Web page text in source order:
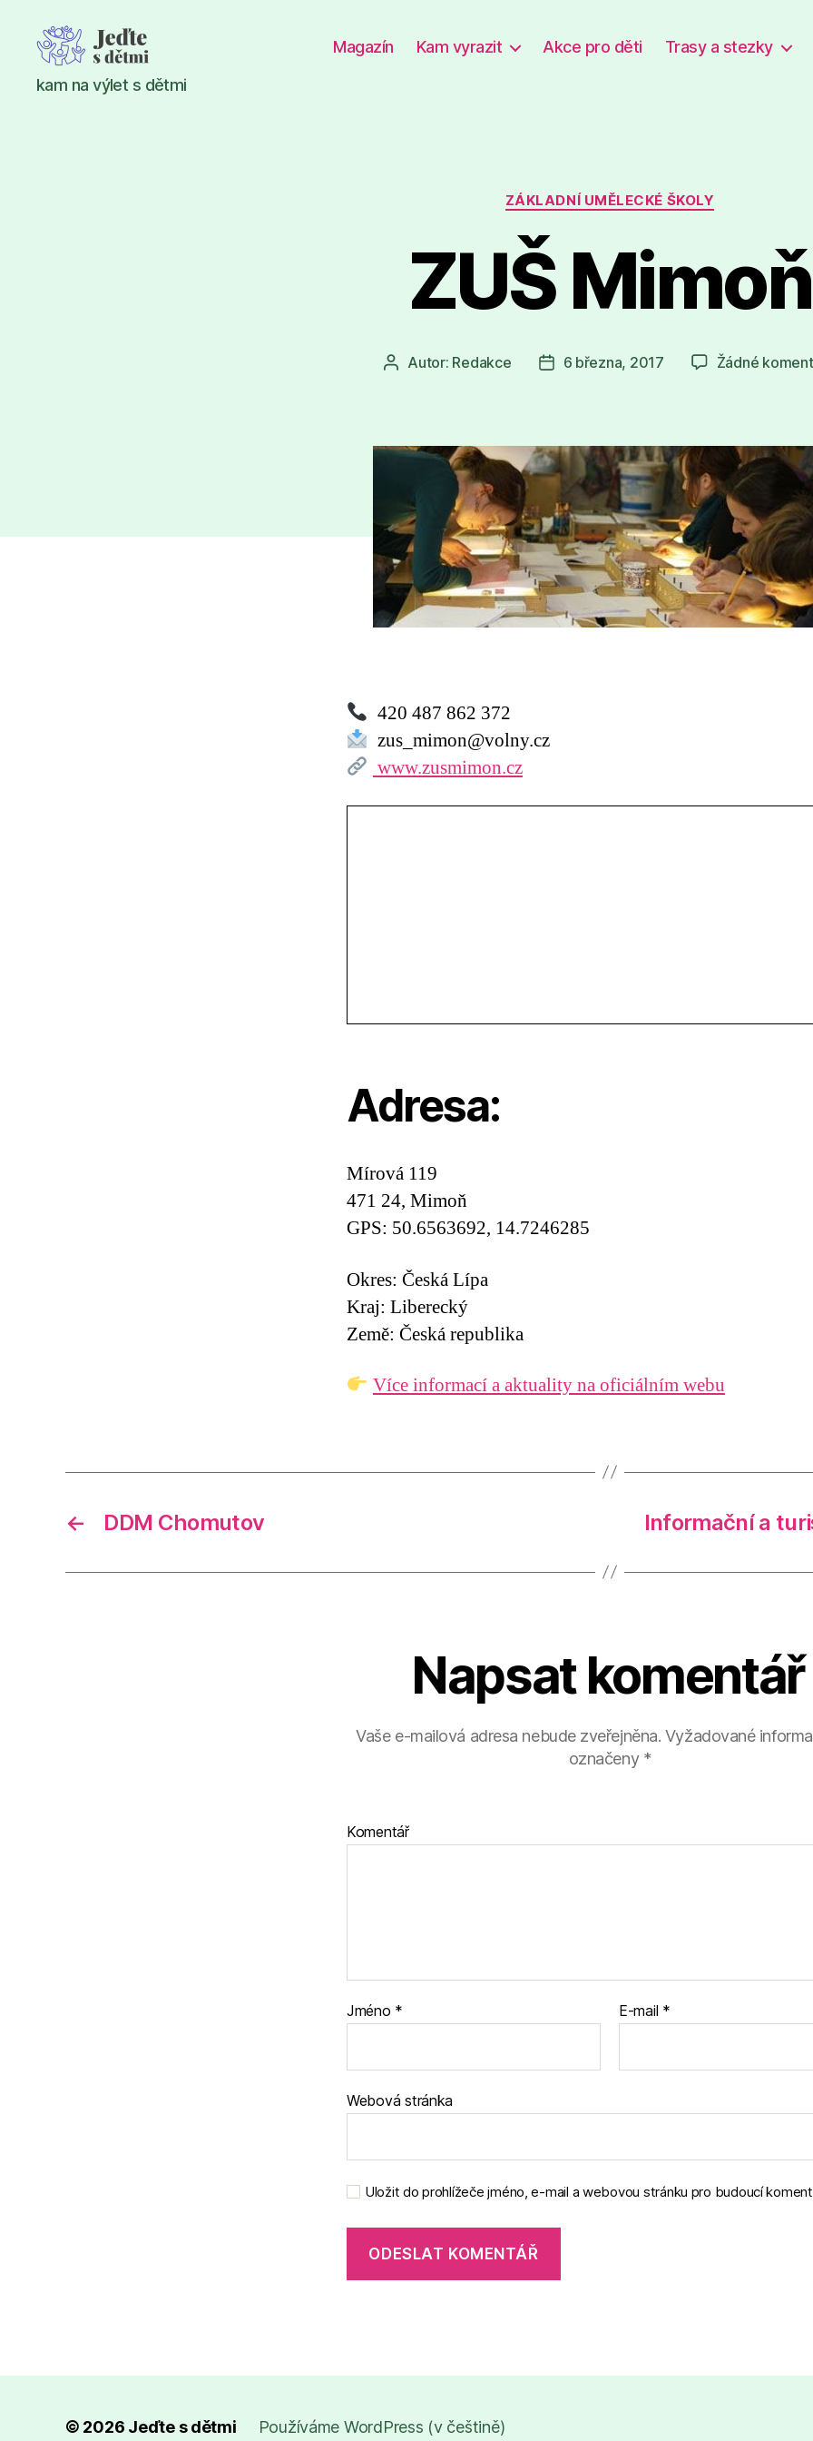
Jeďte
s
kam na výlet s dětmi
Magazín Kam vyrazit Akce pro děti Trasy a stezky
Rubriky
ZÁKLADNÍ UMĚLECKÉ ŠKOLY
ZUŠ Mimoň
AutorAutor: Redakce
Datum
6 března, 2017 Žádné
420 487 862 372
zus_mimon@volny.cz
www.zusmimon.cz
Adresa:
Mírová 119
471 24, Mimoň
GPS: 50.6563692, 14.7246285
Okres: Česká Lípa
Kraj: Liberecký
Země: Česká republika
Více informací a aktuality na oficiálním webu
← DDM Chomutov Informační a
Napsat komentář
Vaše e-mailová adresa nebude zveřejněna. Vyžadované
označeny *
Komentář
Jméno * E-mail *
Webová stránka
Uložit do prohlížeče jméno, e-mail a webovou stránku pro budoucí
© 2026 Jeďte s dětmi Používáme WordPress (v češtině)